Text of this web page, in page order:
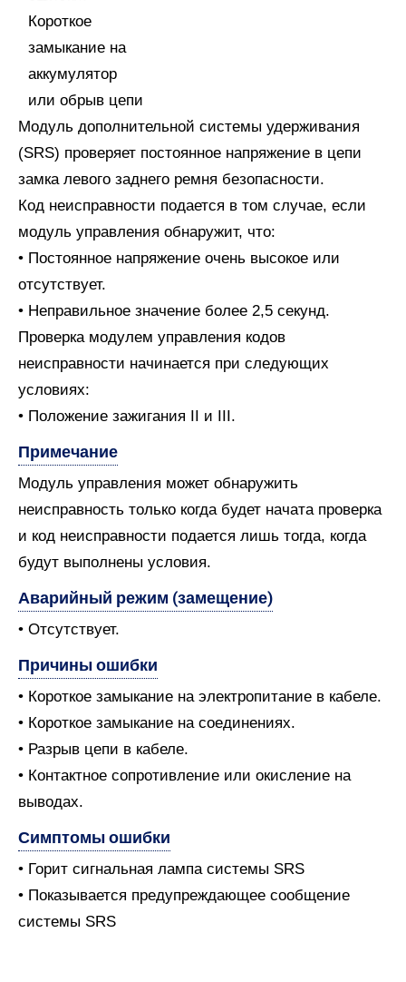
Модуль дополнительной системы удерживания
(SRS) проверяет постоянное напряжение в цепи
замка левого заднего ремня безопасности.
Код неисправности подается в том случае, если
модуль управления обнаружит, что:
• Постоянное напряжение очень высокое или
отсутствует.
• Неправильное значение более 2,5 секунд.
Проверка модулем управления кодов
неисправности начинается при следующих
условиях:
• Положение зажигания II и III.
Примечание
Модуль управления может обнаружить
неисправность только когда будет начата проверка
и код неисправности подается лишь тогда, когда
будут выполнены условия.
Аварийный режим (замещение)
• Отсутствует.
Причины ошибки
• Короткое замыкание на электропитание в кабеле.
• Короткое замыкание на соединениях.
• Разрыв цепи в кабеле.
• Контактное сопротивление или окисление на
выводах.
Симптомы ошибки
• Горит сигнальная лампа системы SRS
• Показывается предупреждающее сообщение
системы SRS